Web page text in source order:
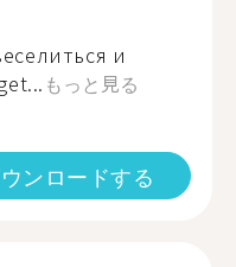
и
もっと見る
ンロードする